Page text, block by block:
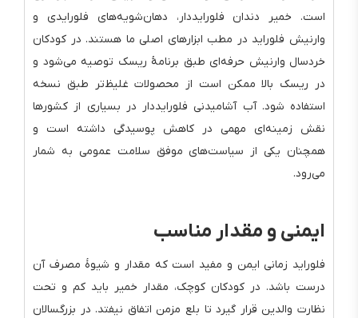
است. خمیر دندان فلورایددار، دهان‌شویه‌های فلورایدی و
وارنیش فلوراید در مطب ابزارهای اصلی ما هستند. در کودکان
خردسال وارنیش حرفه‌ای طبق برنامهٔ ریسک توصیه می‌شود و
در ریسک بالا ممکن است از محصولات غلیظ‌تر طبق نسخه
استفاده شود. آب آشامیدنی فلورایددار در بسیاری از کشورها
نقش زمینه‌ای مهمی در کاهش پوسیدگی داشته است و
همچنان یکی از سیاست‌های موفق سلامت عمومی به شمار
می‌رود.
ایمنی و مقدار مناسب
فلوراید زمانی ایمن و مفید است که مقدار و شیوهٔ مصرف آن
درست باشد. در کودکان کوچک، مقدار خمیر باید کم و تحت
نظارت والدین قرار گیرد تا بلع مزمن اتفاق نیفتد. در بزرگسالان